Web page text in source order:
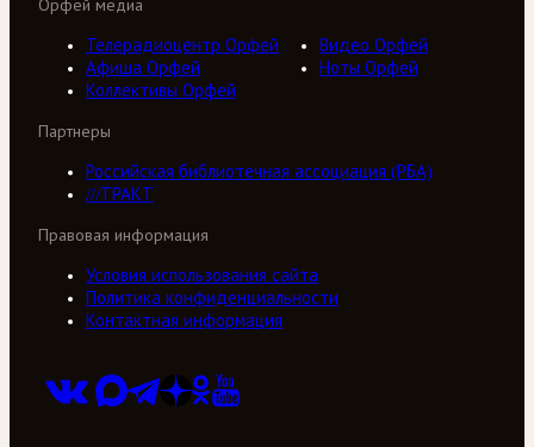
Орфей медиа
Телерадиоцентр Орфей
Видео Орфей
Афиша Орфей
Ноты Орфей
Коллективы Орфей
Партнеры
Российская библиотечная ассоциация (РБА)
///ТРАКТ
Правовая информация
Условия использования сайта
Политика конфиденциальности
Контактная информация